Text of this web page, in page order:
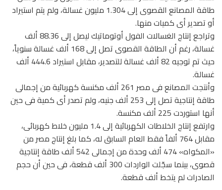
طاقة المصانع القصوى إلى 1.304 مليون غسالة، ولم يتم استيراد
أو تصدير أى كميات منها.
وتراجع إنتاج الغسالات الفول أوتوماتيك ليصل إلى 88.36 ألف
غسالة، رغم أن الطاقة القصوى تصل إلى 168 ألف غسالة سنوياً،
حيث تم توجيه 82 ألف غسالة للتصدير، مقابل استيراد 444.6 ألف
غسالة.
وأنتجت المصانع فى مصر 261 ألف مكنسة كهربائية من إجمالى
طاقة إنتاجية تصل إلى 253 ألف جنيه، ولم تصدر أى كمية فى حين
أنها استوردت 225 ألف مكنسة.
وارتفع إنتاج الخلاطات الكهربائية إلى 1.4 مليون خلاط كهربائى،
مقابل 764 ألفاً فقط العام السابق له، كما بلغ إنتاج مصر من
«المكواه» 474 ألف وحدة من إجمالى 542 ألف طاقة إنتاجية
قصوى، بينما سجّلت الواردات 300 ألف قطعة، فى حين أن حجم
الصادرات لم يتخط ألف قطعة.